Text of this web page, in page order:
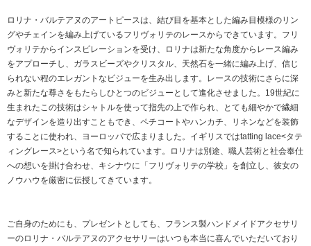
ロリナ・バルテアヌのアートピースは、結び目を基本とした編み目模様のリン
グやチェインを編み上げているフリヴォリテのレースからできています。フリ
ヴォリテからインスピレーションを受け、ロリナは新たな角度からレース編み
をアプローチし、ガラスビーズやクリスタル、天然石を一緒に編み上げ、信じ
られない程のエレガントなビジューを生み出します。レースの技術にさらに深
みと新たな尊さをもたらしひとつのビジューとして進化させました。19世紀に
生まれたこの技術はシャトルを使って指先の上で作られ、とても細やかで繊細
なデザインを造り出すこともでき、ペチコートやハンカチ、リネンなどを装飾
することに使われ、ヨーロッパで広まりました。イギリスではtatting lace<タテ
ィングレース>という名で知られています。ロリナは別途、職人芸術と社会奉仕
への想いを掛け合わせ、キシナウに「フリヴォリテの学校」を創立し、彼女の
ノウハウを厳密に伝授してきています。
ご自身のためにも、プレゼントとしても、フランス製ハンドメイドアクセサリ
ーのロリナ・バルテアヌのアクセサリーはいつも本当に喜んでいただいており